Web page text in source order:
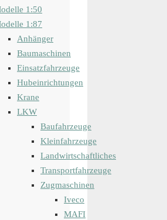
1:50
1:87
Anhänger
Baumaschinen
Einsatzfahrzeuge
Hubeinrichtungen
Krane
LKW
Baufahrzeuge
Kleinfahrzeuge
Landwirtschaftliches
Transportfahrzeuge
Zugmaschinen
Iveco
MAFI